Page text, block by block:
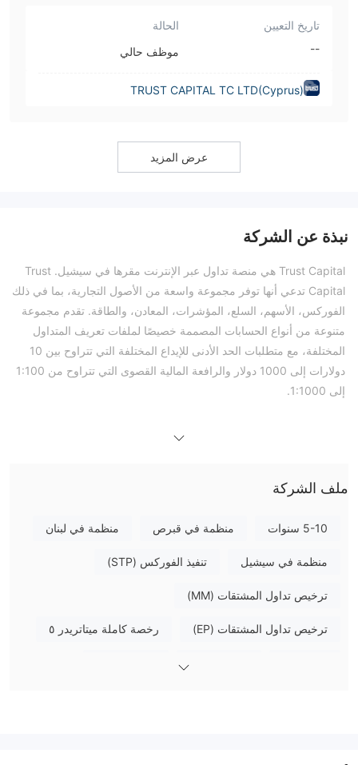
تاريخ التعيين
--
الحالة
موظف حالي
TRUST CAPITAL TC LTD(Cyprus)
عرض المزيد
نبذة عن الشركة
Trust Capital هي منصة تداول عبر الإنترنت مقرها في سيشيل. Trust
Capital تدعي أنها توفر مجموعة واسعة من الأصول التجارية، بما في ذلك
الفوركس، الأسهم، السلع، المؤشرات، المعادن، والطاقة. تقدم مجموعة
متنوعة من أنواع الحسابات المصممة خصيصًا لملفات تعريف المتداول
المختلفة، مع متطلبات الحد الأدنى للإيداع المختلفة التي تتراوح بين 10
دولارات إلى 1000 دولار والرافعة المالية القصوى التي تتراوح من 1:100
إلى 1:1000.
نوع الحساب/الرافعة المالية
منصة التداولالإيداع والسحب
خيارات الإيداع
ملف الشركة
5-10 سنوات منظمة في قبرص منظمة في لبنان
منظمة في سيشيل تنفيذ الفوركس (STP)
ترخيص تداول المشتقات (MM)
ترخيص تداول المشتقات (EP) رخصة كاملة ميتاتريدر ٥